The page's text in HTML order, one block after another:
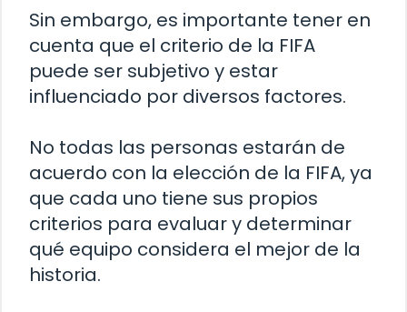
Sin embargo, es importante tener en
cuenta que el criterio de la FIFA
puede ser subjetivo y estar
influenciado por diversos factores.
No todas las personas estarán de
acuerdo con la elección de la FIFA, ya
que cada uno tiene sus propios
criterios para evaluar y determinar
qué equipo considera el mejor de la
historia.